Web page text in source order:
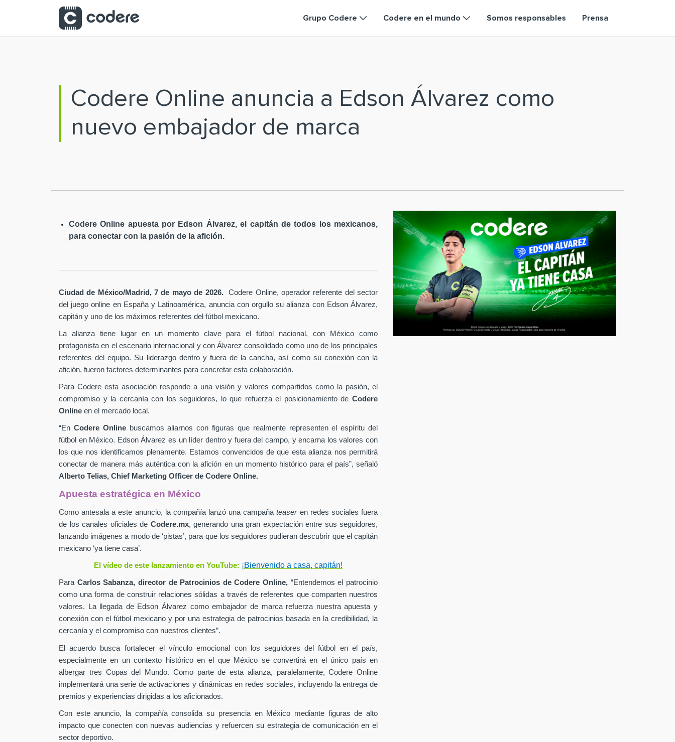
Saltar al contenido principal
Grupo Codere Codere en el mundo Somos responsables Prensa
Codere Online anuncia a Edson Álvarez como
nuevo embajador de marca
Codere Online apuesta por Edson Álvarez, el capitán de todos los mexicanos,
para conectar con la pasión de la afición.
Ciudad de México/Madrid, 7 de mayo de 2026.Codere Online, operador referente del sector
del juego online en España y Latinoamérica, anuncia con orgullo su alianza con Edson Álvarez,
capitán y uno de los máximos referentes del fútbol mexicano.
La alianza tiene lugar en un momento clave para el fútbol nacional, con México como
protagonista en el escenario internacional y con Álvarez consolidado como uno de los principales
referentes del equipo. Su liderazgo dentro y fuera de la cancha, así como su conexión con la
afición, fueron factores determinantes para concretar esta colaboración.
Para Codere esta asociación responde a una visión y valores compartidos como la pasión, el
compromiso y la cercanía con los seguidores, lo que refuerza el posicionamiento de Codere
Online en el mercado local.
“En Codere Onlinebuscamos aliarnos con figuras que realmente representen el espíritu del
fútbol en México. Edson Álvarez es un líder dentro y fuera del campo, y encarna los valores con
los que nos identificamos plenamente. Estamos convencidos de que esta alianza nos permitirá
conectar de manera más auténtica con la afición en un momento histórico para el país”, señaló
Alberto Telias, Chief Marketing Officer de Codere Online.
Apuesta estratégica en México
Como antesala a este anuncio, la compañía lanzó una campañateaseren redes sociales fuera
de los canales oficiales de Codere.mx, generando una gran expectación entre sus seguidores,
lanzando imágenes a modo de ‘pistas’, para que los seguidores pudieran descubrir que el capitán
mexicano ‘ya tiene casa’.
El vídeo de este lanzamiento en YouTube: ¡Bienvenido a casa, capitán!
Para Carlos Sabanza, director de Patrocinios de Codere Online, “Entendemos el patrocinio
como una forma de construir relaciones sólidas a través de referentes que comparten nuestros
valores. La llegada de Edson Álvarez como embajador de marca refuerza nuestra apuesta y
conexión con el fútbol mexicano y por una estrategia de patrocinios basada en la credibilidad, la
cercanía y el compromiso con nuestros clientes”.
El acuerdo busca fortalecer el vínculo emocional con los seguidores del fútbol en el país,
especialmente en un contexto histórico en el que México se convertirá en el único país en
albergar tres Copas del Mundo. Como parte de esta alianza, paralelamente, Codere Online
implementará una serie de activaciones y dinámicas en redes sociales, incluyendo la entrega de
premios y experiencias dirigidas a los aficionados.
Con este anuncio, la compañía consolida su presencia en México mediante figuras de alto
impacto que conecten con nuevas audiencias y refuercen su estrategia de comunicación en el
sector deportivo.